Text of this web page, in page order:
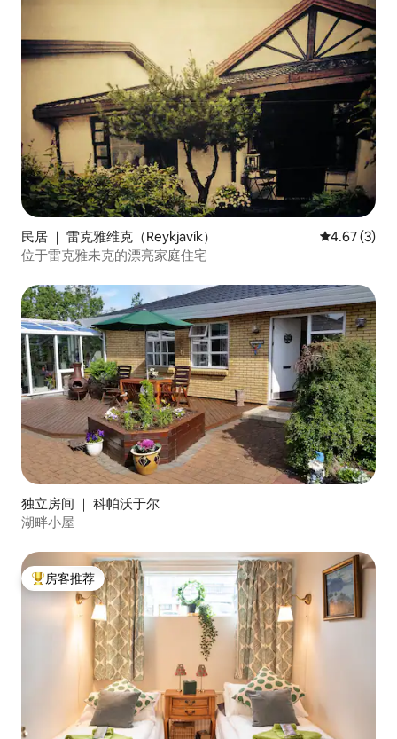
民居 ｜ 雷克雅维克（Reykjavík） 平均评分
4.67 (3)
位于雷克雅未克的漂亮家庭住宅
独立房间 ｜ 科帕沃于尔
湖畔小屋
热门「房客推荐」
房客推荐